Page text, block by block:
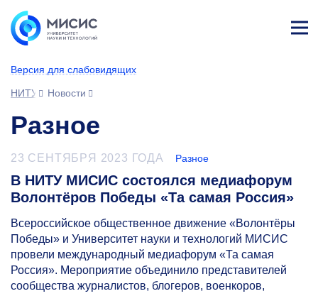
Версия для слабовидящих
НИТУ МИСИС
Новости
Разное
23 СЕНТЯБРЯ 2023 ГОДА Разное
В НИТУ МИСИС состоялся медиафорум
Волонтёров Победы «Та самая Россия»
Всероссийское общественное движение «Волонтёры
Победы» и Университет науки и технологий МИСИС
провели международный медиафорум «Та самая
Россия». Мероприятие объединило представителей
сообщества журналистов, блогеров, военкоров,